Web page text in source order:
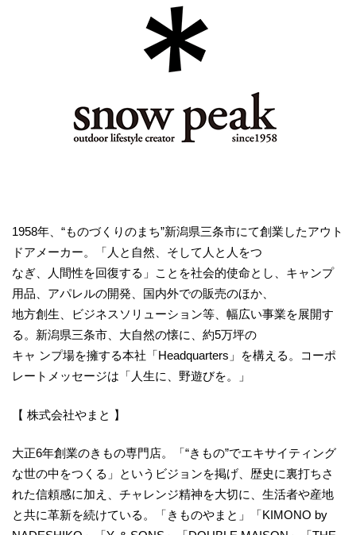
1958年、“ものづくりのまち”新潟県三条市にて創業したアウト
ドアメーカー。「人と自然、そして人と人をつ
なぎ、人間性を回復する」ことを社会的使命とし、キャンプ
用品、アパレルの開発、国内外での販売のほか、
地方創生、ビジネスソリューション等、幅広い事業を展開す
る。新潟県三条市、大自然の懐に、約5万坪の
キャ ンプ場を擁する本社「Headquarters」を構える。コーポ
レートメッセージは「人生に、野遊びを。」
【 株式会社やまと 】
大正6年創業のきもの専門店。「“きもの”でエキサイティング
な世の中をつくる」というビジョンを掲げ、歴史に裏打ちさ
れた信頼感に加え、チャレンジ精神を大切に、生活者や産地
と共に革新を続けている。「きものやまと」「KIMONO by